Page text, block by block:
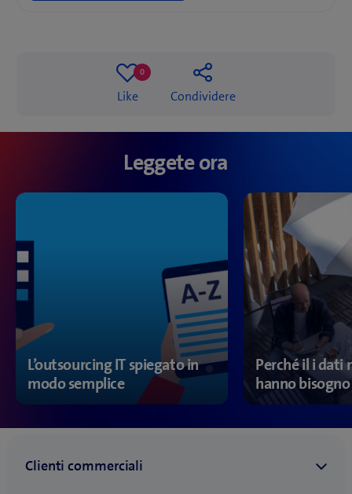
Like
0
0
Condividere
Leggete ora
L’outsourcing IT spiegato in
modo semplice
Perché il i dati
hanno